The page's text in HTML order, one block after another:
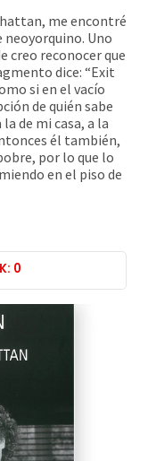
me encontré
neoyorquino. Uno
creo reconocer que
dice: “Exit
si en el vacío
de quién sabe
de mi casa, a la
él también,
por lo que lo
en el piso de
0